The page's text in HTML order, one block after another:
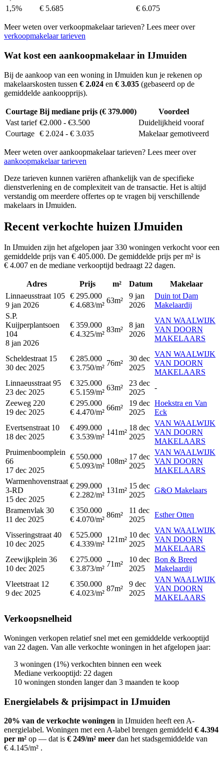
1,5%
€ 5.685 € 6.075
Meer weten over verkoopmakelaar tarieven? Lees meer over
verkoopmakelaar tarieven
Wat kost een aankoopmakelaar in IJmuiden
Bij de aankoop van een woning in IJmuiden kun je rekenen op
makelaarskosten tussen € 2.024 en € 3.035 (gebaseerd op de
gemiddelde aankoopprijs).
Courtage Bij mediane prijs (€ 379.000)
Voordeel
Vast tarief €2.000 - €3.500
Duidelijkheid vooraf
Courtage € 2.024 - € 3.035 Makelaar gemotiveerd
Meer weten over aankoopmakelaar tarieven? Lees meer over
aankoopmakelaar tarieven
Deze tarieven kunnen variëren afhankelijk van de specifieke
dienstverlening en de complexiteit van de transactie. Het is altijd
verstandig om meerdere offertes op te vragen bij verschillende
makelaars in IJmuiden.
Recent verkochte huizen IJmuiden
In IJmuiden zijn het afgelopen jaar 330 woningen verkocht voor een
gemiddelde prijs van € 405.000. De gemiddelde prijs per m² is
€ 4.007 en de mediane verkooptijd bedraagt 22 dagen.
Adres Prijs m² Datum
Makelaar
Linnaeusstraat 105
9 jan 2026
€ 295.000
€ 4.683/m²
63m²
9 jan
2026
Duin tot Dam
Makelaardij
S.P.
Kuijperplantsoen
104
8 jan 2026
€ 359.000
€ 4.325/m²
83m²
8 jan
2026
VAN WAALWIJK
VAN DOORN
MAKELAARS
Scheldestraat 15
30 dec 2025
€ 285.000
€ 3.750/m²
76m²
30 dec
2025
VAN WAALWIJK
VAN DOORN
MAKELAARS
Linnaeusstraat 95
23 dec 2025
€ 325.000
€ 5.159/m²
63m²
23 dec
2025
-
Zeeweg 220
19 dec 2025
€ 295.000
€ 4.470/m²
66m²
19 dec
2025
Hoekstra en Van
Eck
Evertsenstraat 10
18 dec 2025
€ 499.000
€ 3.539/m²
141m²
18 dec
2025
VAN WAALWIJK
VAN DOORN
MAKELAARS
Pruimenboomplein
66
17 dec 2025
€ 550.000
€ 5.093/m²
108m²
17 dec
2025
VAN WAALWIJK
VAN DOORN
MAKELAARS
Warmenhovenstraat
3-RD
15 dec 2025
€ 299.000
€ 2.282/m²
131m²
15 dec
2025
G&O Makelaars
Bramenvlak 30
11 dec 2025
€ 350.000
€ 4.070/m²
86m²
11 dec
2025
Esther Otten
Visseringstraat 40
10 dec 2025
€ 525.000
€ 4.339/m²
121m²
10 dec
2025
VAN WAALWIJK
VAN DOORN
MAKELAARS
Zeewijkplein 36
10 dec 2025
€ 275.000
€ 3.873/m²
71m²
10 dec
2025
Bon & Breed
Makelaardij
Vleetstraat 12
9 dec 2025
€ 350.000
€ 4.023/m²
87m²
9 dec
2025
VAN WAALWIJK
VAN DOORN
MAKELAARS
Verkoopsnelheid
Woningen verkopen relatief snel met een gemiddelde verkooptijd
van 22 dagen. Van alle verkochte woningen in het afgelopen jaar:
3 woningen (1%) verkochten binnen een week
Mediane verkooptijd: 22 dagen
10 woningen stonden langer dan 3 maanden te koop
Energielabels & prijsimpact in IJmuiden
20% van de verkochte woningen in IJmuiden heeft een A-
energielabel. Woningen met een A-label brengen gemiddeld € 4.394
per m² op — dat is € 249/m² meer dan het stadsgemiddelde van
€ 4.145/m² .